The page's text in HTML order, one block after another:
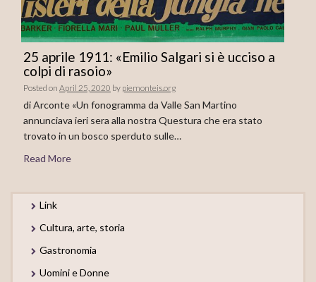
25 aprile 1911: «Emilio Salgari si è ucciso a
colpi di rasoio»
Posted on April 25, 2020 by piemonteis.org
di Arconte «Un fonogramma da Valle San Martino
annunciava ieri sera alla nostra Questura che era stato
trovato in un bosco sperduto sulle…
Read More
Link
Cultura, arte, storia
Gastronomia
Uomini e Donne